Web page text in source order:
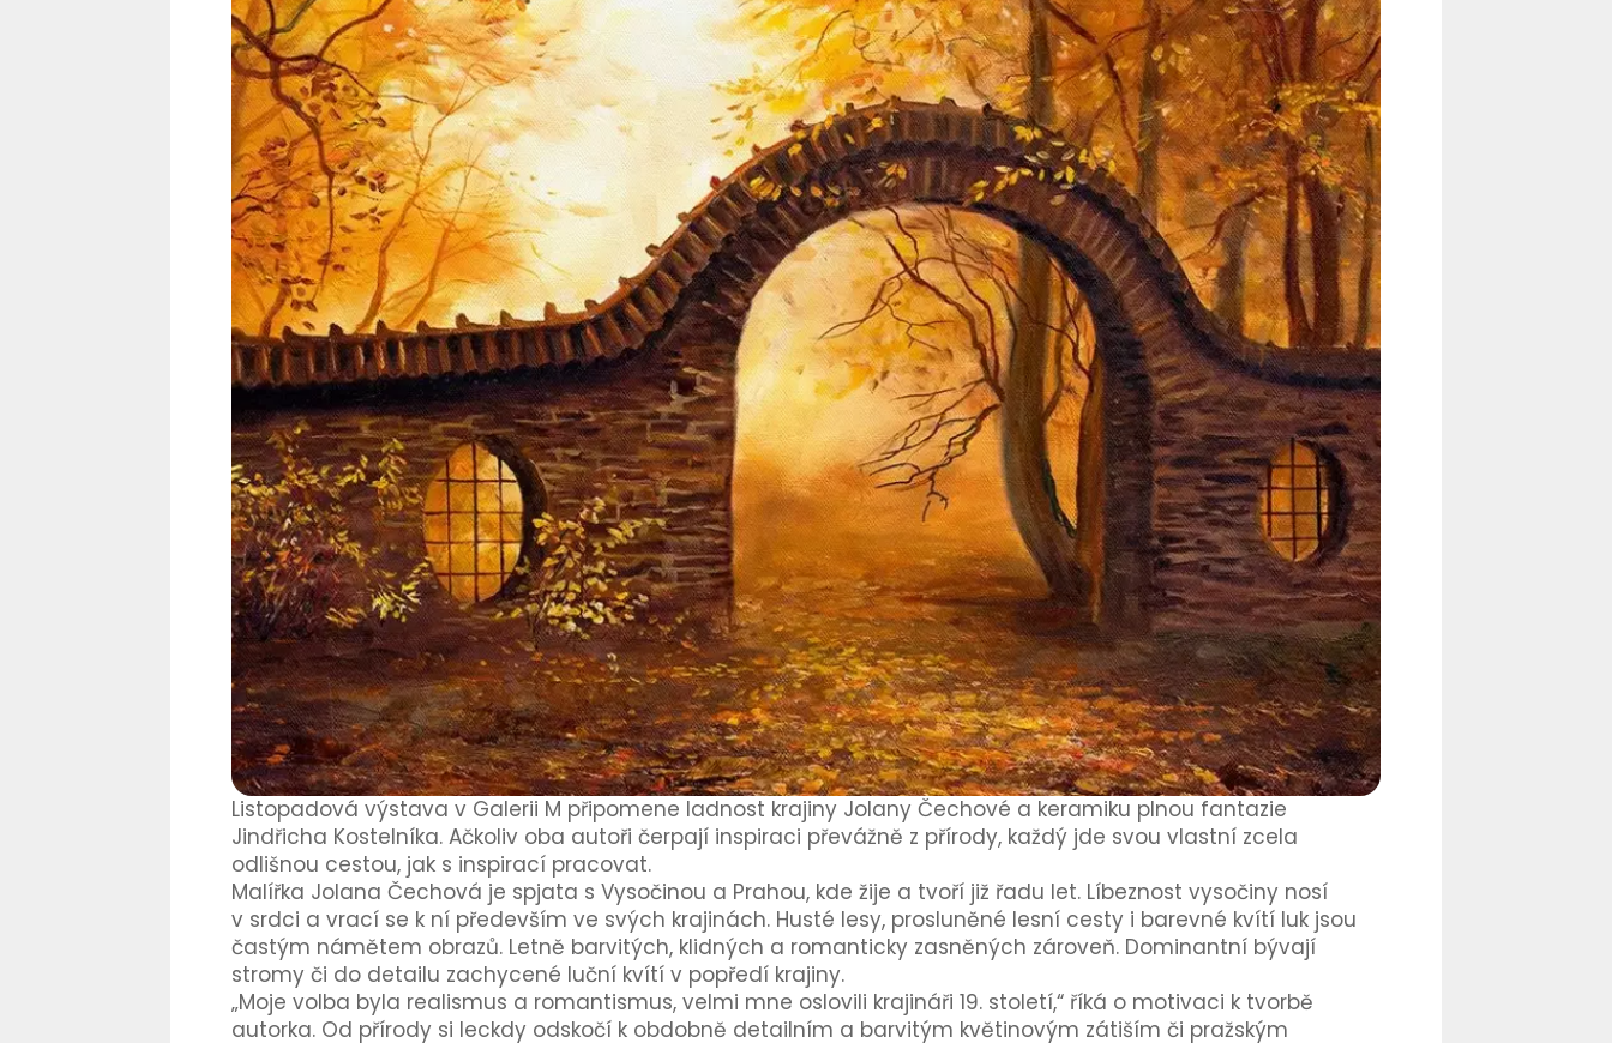
Listopadová výstava v Galerii M připomene ladnost krajiny Jolany Čechové a keramiku plnou fantazie
Jindřicha Kostelníka. Ačkoliv oba autoři čerpají inspiraci převážně z přírody, každý jde svou vlastní zcela
odlišnou cestou, jak s inspirací pracovat.
Malířka Jolana Čechová je spjata s Vysočinou a Prahou, kde žije a tvoří již řadu let. Líbeznost vysočiny nosí
v srdci a vrací se k ní především ve svých krajinách. Husté lesy, prosluněné lesní cesty i barevné kvítí luk jsou
častým námětem obrazů. Letně barvitých, klidných a romanticky zasněných zároveň. Dominantní bývají
stromy či do detailu zachycené luční kvítí v popředí krajiny.
„Moje volba byla realismus a romantismus, velmi mne oslovili krajináři 19. století,“ říká o motivaci k tvorbě
autorka. Od přírody si leckdy odskočí k obdobně detailním a barvitým květinovým zátiším či pražským